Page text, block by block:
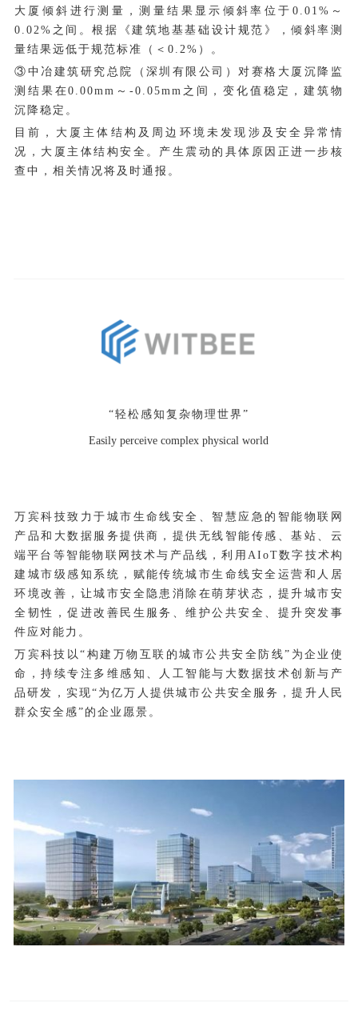
大厦倾斜进行测量，测量结果显示倾斜率位于0.01%～
0.02%之间。根据《建筑地基基础设计规范》，倾斜率测
量结果远低于规范标准（＜0.2%）。
③中冶建筑研究总院（深圳有限公司）对赛格大厦沉降监
测结果在0.00mm～-0.05mm之间，变化值稳定，建筑物
沉降稳定。
目前，大厦主体结构及周边环境未发现涉及安全异常情
况，大厦主体结构安全。产生震动的具体原因正进一步核
查中，相关情况将及时通报。
“轻松感知复杂物理世界”
Easily perceive complex physical world
万宾科技致力于 城市生命线 安全、智慧应急的智能物联网
产品和大数据服务提供商，提供无线智能传感、基站、云
端平台等智能物联网技术与产品线，利用AIoT数字技术构
建城市级感知系统，赋能传统城市生命线安全运营和人居
环境改善，让城市安全隐患消除在萌芽状态，提升城市安
全韧性，促进改善民生服务、维护公共安全、提升突发事
件应对能力。
万宾科技以“构建万物互联的城市公共安全防线”为企业使
命，持续专注多维感知、人工智能与大数据技术创新与产
品研发，实现“为亿万人提供城市公共安全服务，提升人民
群众安全感”的企业愿景。